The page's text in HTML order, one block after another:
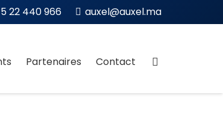
5 22 440 966 auxel@auxel.ma
Partenaires Contact